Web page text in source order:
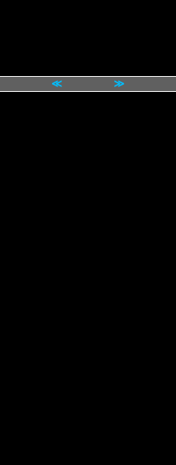
≪ ≫